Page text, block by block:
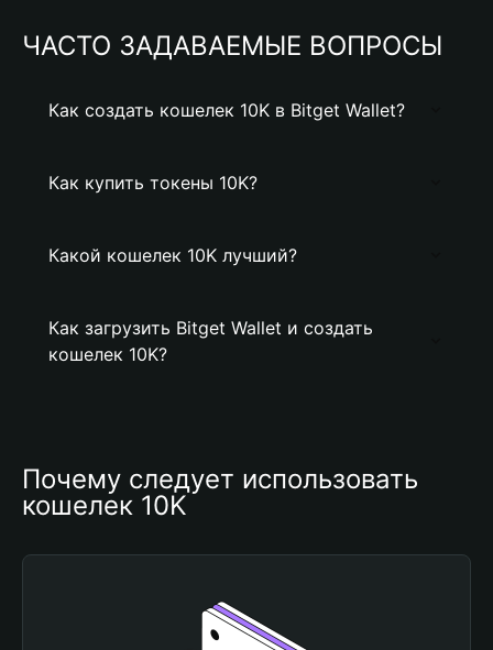
ЧАСТО ЗАДАВАЕМЫЕ ВОПРОСЫ
Как создать кошелек 10K в Bitget Wallet?
Как купить токены 10K?
Какой кошелек 10K лучший?
Как загрузить Bitget Wallet и создать
кошелек 10K?
Почему следует использовать
кошелек 10K